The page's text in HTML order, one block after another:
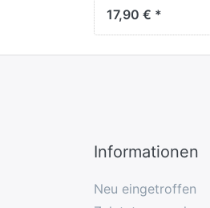
Seiten
17,90 € *
Informationen
Neu eingetroffen